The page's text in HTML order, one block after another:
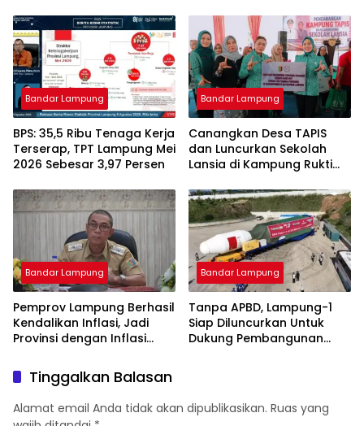
Terduga Pelaku
Diamankan.
Ekonomi Terus Tumbuh
Bandar Lampung
BPS: 35,5 Ribu Tenaga Kerja
Terserap, TPT Lampung Mei
2026 Sebesar 3,97 Persen
Bandar Lampung
Canangkan Desa TAPIS
dan Luncurkan Sekolah
Lansia di Kampung Rukti
Lampung Dorong
Pembangunan SDM Dimulai
dari Desa
Bandar Lampung
Pemprov Lampung Berhasil
Kendalikan Inflasi, Jadi
Provinsi dengan Inflasi
Bandar Lampung
Tanpa APBD, Lampung-1
Siap Diluncurkan Untuk
Dukung Pembangunan
Tinggalkan Balasan
Alamat email Anda tidak akan dipublikasikan. Ruas yang